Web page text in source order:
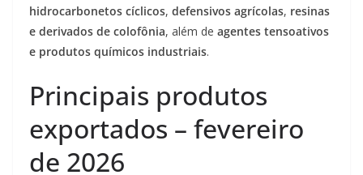
hidrocarbonetos cíclicos, defensivos agrícolas, resinas
e derivados de colofônia, além de agentes tensoativos
e produtos químicos industriais.
Principais produtos
exportados – fevereiro
de 2026